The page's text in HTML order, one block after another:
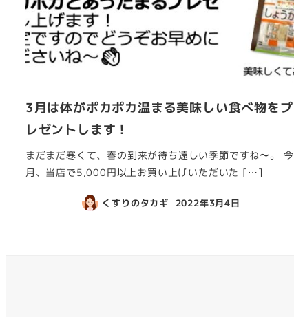
3月は体がポカポカ温まる美味しい食べ物をプ
レゼントします！
まだまだ寒くて、春の到来が待ち遠しい季節ですね〜。 今
月、当店で5,000円以上お買い上げいただいた […]
くすりのタカギ 2022年3月4日